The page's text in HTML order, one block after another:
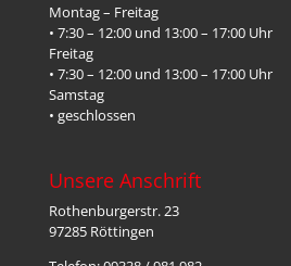
Montag – Freitag
• 7:30 – 12:00 und 13:00 – 17:00 Uhr
Freitag
• 7:30 – 12:00 und 13:00 – 17:00 Uhr
Samstag
• geschlossen
Unsere Anschrift
Rothenburgerstr. 23
97285 Röttingen